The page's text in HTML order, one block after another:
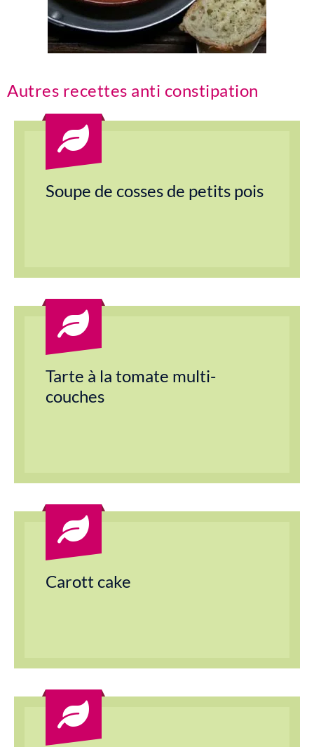
Autres recettes anti constipation
Soupe de cosses de petits pois
Tarte à la tomate multi-
couches
Carott cake